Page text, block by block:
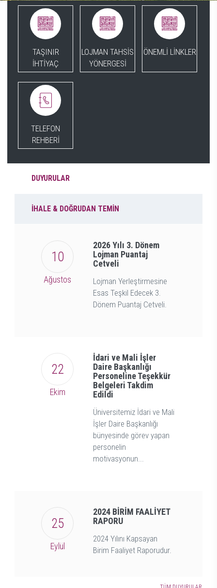
TAŞINIR
İHTİYAÇ
LOJMAN TAHSİS
YÖNERGESİ
ÖNEMLİ LİNKLER
TELEFON
REHBERİ
DUYURULAR
İHALE & DOĞRUDAN TEMİN
10
Ağustos
2026 Yılı 3. Dönem
Lojman Puantaj
Cetveli
Lojman Yerleştirmesine
Esas Teşkil Edecek 3.
Dönem Puantaj Cetveli.
22
Ekim
İdari ve Mali İşler
Daire Başkanlığı
Personeline Teşekkür
Belgeleri Takdim
Edildi
Üniversitemiz İdari ve Mali
İşler Daire Başkanlığı
bünyesinde görev yapan
personelin
motivasyonun...
25
Eylül
2024 BİRİM FAALİYET
RAPORU
2024 Yılını Kapsayan
Birim Faaliyet Raporudur.